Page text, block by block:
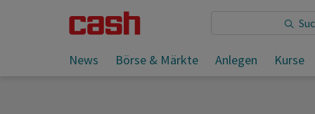
News Börse & Märkte Anlegen Kurse
Sie lesen: